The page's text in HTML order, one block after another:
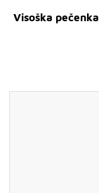
Visoška pečenka